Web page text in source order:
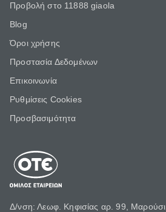
Προβολή στο 11888 giaola
Blog
Όροι χρήσης
Προστασία Δεδομένων
Επικοινωνία
Ρυθμίσεις Cookies
Προσβασιμότητα
Δ/νση: Λεωφ. Κηφισίας αρ. 99, Μαρούσι